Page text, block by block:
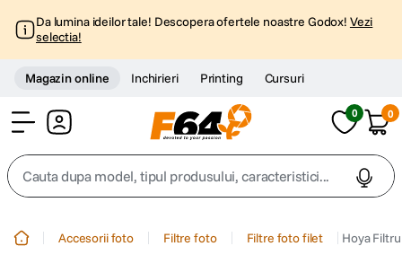
Da lumina ideilor tale! Descopera ofertele noastre Godox! Vezi
selectia!
Magazin online Inchirieri Printing Cursuri
0 0
Cauta dupa model, tipul produsului, caracteristici...
Accesorii foto Filtre foto Filtre foto filet Hoya